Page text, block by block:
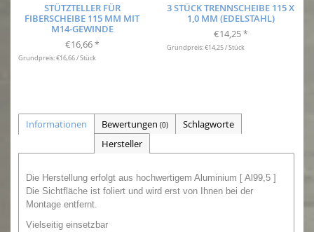
STÜTZTELLER FÜR
FIBERSCHEIBE 115 MM MIT
M14-GEWINDE
€16,66 *
Grundpreis: €16,66 / Stück
3 STÜCK TRENNSCHEIBE 115 X
1,0 MM (EDELSTAHL)
€14,25 *
Grundpreis: €14,25 / Stück
Informationen Bewertungen (0)
Schlagworte
Hersteller
Die Herstellung erfolgt aus hochwertigem Aluminium [ Al99,5 ]
Die Sichtfläche ist foliert und wird erst von Ihnen bei der
Montage entfernt.
Vielseitig einsetzbar